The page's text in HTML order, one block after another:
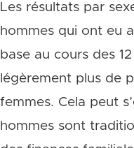
Les résultats par
hommes qui ont eu
base au cours des
légèrement plus de
femmes. Cela peut
hommes sont